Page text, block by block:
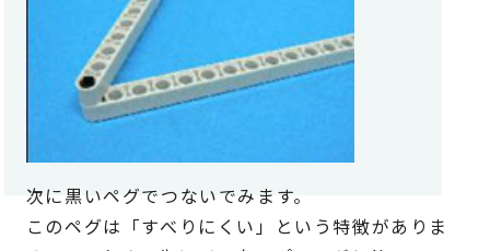
次に黒いペグでつないでみます。
このペグは「すべりにくい」という特徴がありま